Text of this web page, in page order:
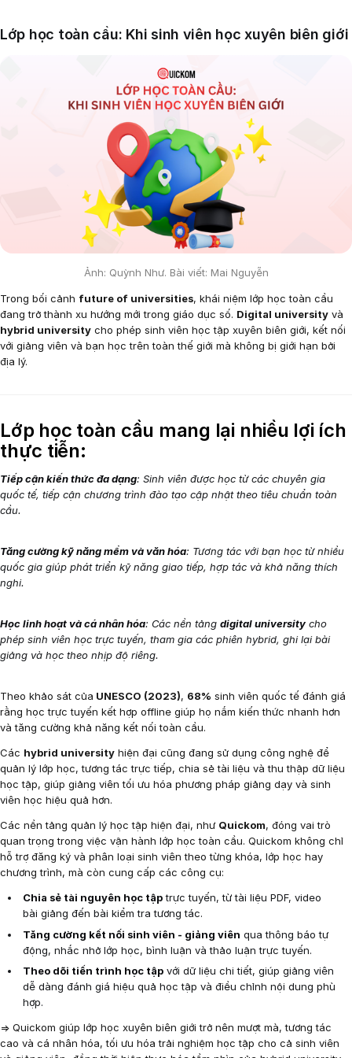
Lớp học toàn cầu: Khi sinh viên học xuyên biên giới
Ảnh: Quỳnh Như. Bài viết: Mai Nguyễn
Trong bối cảnh future of universities, khái niệm lớp học toàn cầu
đang trở thành xu hướng mới trong giáo dục số. Digital university và
hybrid university cho phép sinh viên học tập xuyên biên giới, kết nối
với giảng viên và bạn học trên toàn thế giới mà không bị giới hạn bởi
địa lý.
Lớp học toàn cầu mang lại nhiều lợi ích
thực tiễn:
Tiếp cận kiến thức đa dạng: Sinh viên được học từ các chuyên gia
quốc tế, tiếp cận chương trình đào tạo cập nhật theo tiêu chuẩn toàn
cầu.
Tăng cường kỹ năng mềm và văn hóa: Tương tác với bạn học từ nhiều
quốc gia giúp phát triển kỹ năng giao tiếp, hợp tác và khả năng thích
nghi.
Học linh hoạt và cá nhân hóa: Các nền tảng digital university cho
phép sinh viên học trực tuyến, tham gia các phiên hybrid, ghi lại bài
giảng và học theo nhịp độ riêng.
Theo khảo sát của UNESCO (2023), 68% sinh viên quốc tế đánh giá
rằng học trực tuyến kết hợp offline giúp họ nắm kiến thức nhanh hơn
và tăng cường khả năng kết nối toàn cầu.
Các hybrid university hiện đại cũng đang sử dụng công nghệ để
quản lý lớp học, tương tác trực tiếp, chia sẻ tài liệu và thu thập dữ liệu
học tập, giúp giảng viên tối ưu hóa phương pháp giảng dạy và sinh
viên học hiệu quả hơn.
Các nền tảng quản lý học tập hiện đại, như Quickom, đóng vai trò
quan trọng trong việc vận hành lớp học toàn cầu. Quickom không chỉ
hỗ trợ đăng ký và phân loại sinh viên theo từng khóa, lớp học hay
chương trình, mà còn cung cấp các công cụ:
Chia sẻ tài nguyên học tậptrực tuyến, từ tài liệu PDF, video
bài giảng đến bài kiểm tra tương tác.
Tăng cường kết nối sinh viên - giảng viên qua thông báo tự
động, nhắc nhở lớp học, bình luận và thảo luận trực tuyến.
Theo dõi tiến trình học tậpvới dữ liệu chi tiết, giúp giảng viên
dễ dàng đánh giá hiệu quả học tập và điều chỉnh nội dung phù
hợp.
=> Quickom giúp lớp học xuyên biên giới trở nên mượt mà, tương tác
cao và cá nhân hóa, tối ưu hóa trải nghiệm học tập cho cả sinh viên